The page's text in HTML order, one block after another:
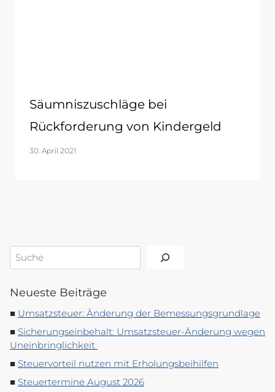
Säumniszuschläge bei
Rückforderung von Kindergeld
30. April 2021
Suchen
Neueste Beiträge
Umsatzsteuer: Änderung der Bemessungsgrundlage
Sicherungseinbehalt: Umsatzsteuer-Änderung wegen
Uneinbringlichkeit
Steuervorteil nutzen mit Erholungsbeihilfen
Steuertermine August 2026